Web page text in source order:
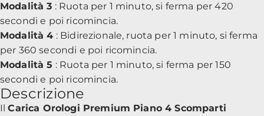
Modalità 3 : Ruota per 1 minuto, si ferma per 420
secondi e poi ricomincia.
Modalità 4 : Bidirezionale, ruota per 1 minuto, si ferma
per 360 secondi e poi ricomincia.
Modalità 5 : Ruota per 1 minuto, si ferma per 150
secondi e poi ricomincia.
Descrizione
IlCarica Orologi Premium Piano 4 Scomparti